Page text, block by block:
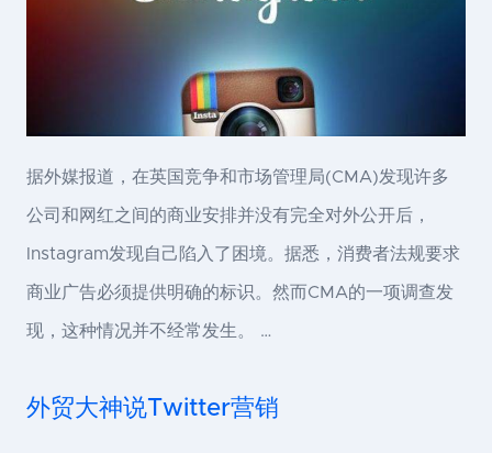
据外媒报道，在英国竞争和市场管理局(CMA)发现许多
公司和网红之间的商业安排并没有完全对外公开后，
Instagram发现自己陷入了困境。据悉，消费者法规要求
商业广告必须提供明确的标识。然而CMA的一项调查发
现，这种情况并不经常发生。 …
外贸大神说Twitter营销